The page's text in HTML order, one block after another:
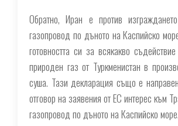
Обратно, Иран е против
газопровод по дъното на Каспийско
готовността си за всякакво
природен газ от Туркменистан в
суша. Тази декларация също е
отговор на заявения от ЕС интерес към
газопровод по дъното на Каспийско